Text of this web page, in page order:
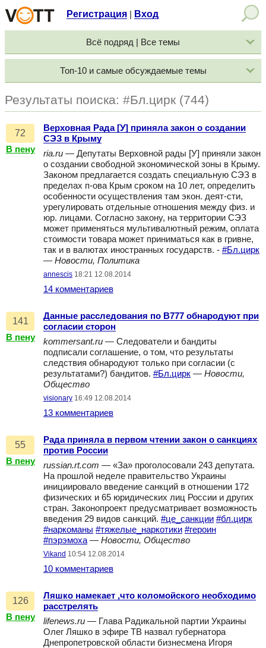
Регистрация Вход
Всё подряд | Все темы
Топ-10 и самые обсуждаемые темы
Результаты поиска: #Бл.цирк (744)
72
В пену
Верховная Рада [У] приняла закон о создании
СЭЗ в Крыму
ria.ru — Депутаты Верховной рады [У] приняли закон
о создании свободной экономической зоны в Крыму.
Законом предлагается создать специальную СЭЗ в
пределах п-ова Крым сроком на 10 лет, определить
особенности осуществления там экон. деят-сти,
урегулировать отдельные отношения между физ. и
юр. лицами. Согласно закону, на территории СЭЗ
может применяться мультивалютный режим, оплата
стоимости товара может приниматься как в гривне,
так и в валютах иностранных государств. - #Бл.цирк
— Новости, Политика
annescis 18:21 12.08.2014
14 комментариев
141
В пену
Данные расследования по B777 обнародуют при
согласии сторон
kommersant.ru — Следователи и бандиты
подписали соглашение, о том, что результаты
следствия обнародуют только при согласии (с
результатами?) бандитов. #Бл.цирк — Новости,
Общество
visionary 16:49 12.08.2014
13 комментариев
55
В пену
Рада приняла в первом чтении закон о санкциях
против России
russian.rt.com — «За» проголосовали 243 депутата.
На прошлой неделе правительство Украины
инициировало введение санкций в отношении 172
физических и 65 юридических лиц России и других
стран. Законопроект предусматривает возможность
введения 29 видов санкций. #це_санкции #бл.цирк
#наркоманы #тяжелые_наркотики #героин
#пэрэмоха — Новости, Общество
Vikand 10:54 12.08.2014
10 комментариев
126
В пену
Ляшко намекает ,что коломойского необходимо
расстрелять
lifenews.ru — Глава Радикальной партии Украины
Олег Ляшко в эфире ТВ назвал губернатора
Днепропетровской области бизнесмена Игоря